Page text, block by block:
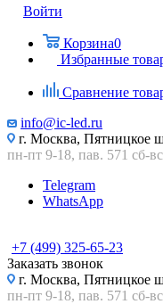
Войти
Корзина0
Избранные
Сравнение
info@ic-led.ru
г. Москва, Пятницкое
пн-пт 9-18, пав. 571 сб-
Telegram
WhatsApp
+7 (499) 325-65-23
Заказать звонок
г. Москва, Пятницкое
пн-пт 9-18, пав. 571 сб-